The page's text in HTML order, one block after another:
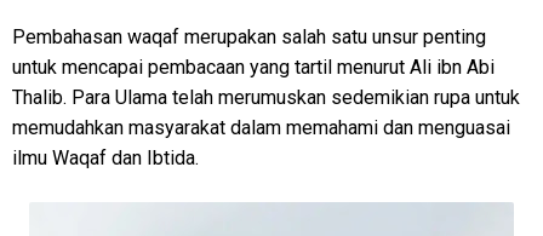
Pembahasan waqaf merupakan salah satu unsur penting
untuk mencapai pembacaan yang tartil menurut Ali ibn Abi
Thalib. Para Ulama telah merumuskan sedemikian rupa untuk
memudahkan masyarakat dalam memahami dan menguasai
ilmu Waqaf dan Ibtida.